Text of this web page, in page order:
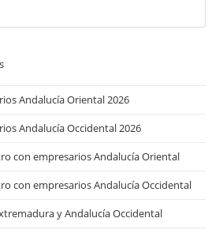
Andalucía Oriental 2026
Andalucía Occidental 2026
con empresarios Andalucía Oriental
con empresarios Andalucía Occidental
y Andalucía Occidental